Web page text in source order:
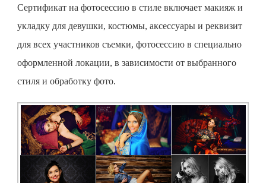
Сертификат на фотосессию в стиле включает макияж и
укладку для девушки, костюмы, аксессуары и реквизит
для всех участников съемки, фотосессию в специально
оформленной локации, в зависимости от выбранного
стиля и обработку фото.